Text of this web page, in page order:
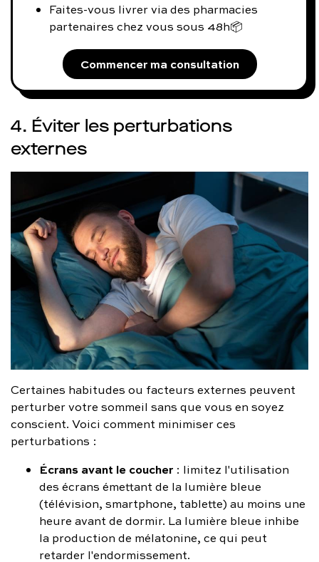
Faites-vous livrer via des pharmacies
partenaires chez vous sous 48h📦
Commencer ma consultation
4. Éviter les perturbations
externes
Certaines habitudes ou facteurs externes peuvent
perturber votre sommeil sans que vous en soyez
conscient. Voici comment minimiser ces
perturbations :
Écrans avant le coucher : limitez l'utilisation
des écrans émettant de la lumière bleue
(télévision, smartphone, tablette) au moins une
heure avant de dormir. La lumière bleue inhibe
la production de mélatonine, ce qui peut
retarder l'endormissement.